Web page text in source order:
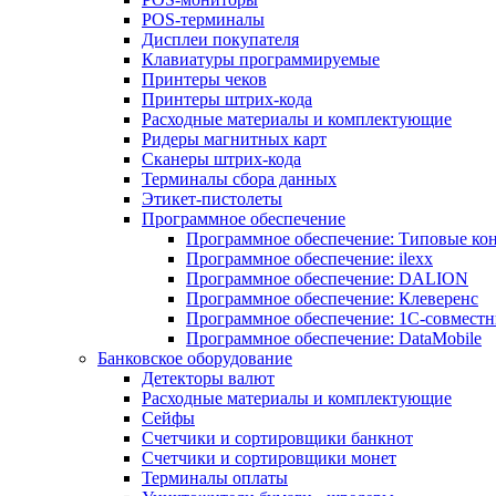
POS-терминалы
Дисплеи покупателя
Клавиатуры программируемые
Принтеры чеков
Принтеры штрих-кода
Расходные материалы и комплектующие
Ридеры магнитных карт
Сканеры штрих-кода
Терминалы сбора данных
Этикет-пистолеты
Программное обеспечение
Программное обеспечение: Типовые
Программное обеспечение: ilexx
Программное обеспечение: DALION
Программное обеспечение: Клеверенс
Программное обеспечение: 1С-
Программное обеспечение: DataMobile
Банковское оборудование
Детекторы валют
Расходные материалы и комплектующие
Сейфы
Счетчики и сортировщики банкнот
Счетчики и сортировщики монет
Терминалы оплаты